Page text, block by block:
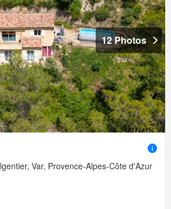
12 Photos
Var, Provence-Alpes-Côte d'Azur